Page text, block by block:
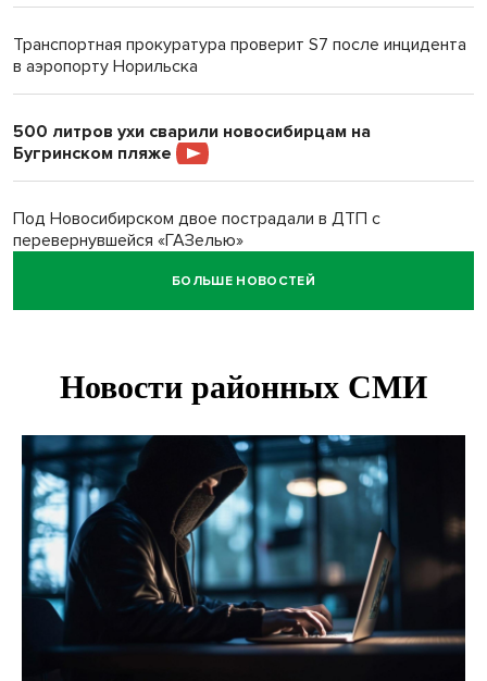
Транспортная прокуратура проверит S7 после инцидента
в аэропорту Норильска
500 литров ухи сварили новосибирцам на
Бугринском пляже
Под Новосибирском двое пострадали в ДТП с
перевернувшейся «ГАЗелью»
БОЛЬШЕ НОВОСТЕЙ